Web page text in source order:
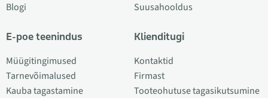
Blogi
E-poe teenindus
Müügitingimused
Tarnevõimalused
Kauba tagastamine
Suusahooldus
Klienditugi
Kontaktid
Firmast
Tooteohutuse tagasikutsumine